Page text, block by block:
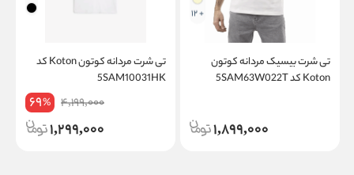
+ 12
تی شرت بیسیک مردانه کوتون
Koton کد 5SAM63W022T
1,899,000
تی شرت مردانه کوتون Koton کد
5SAM10031HK
4,199,000
69%
1,299,000